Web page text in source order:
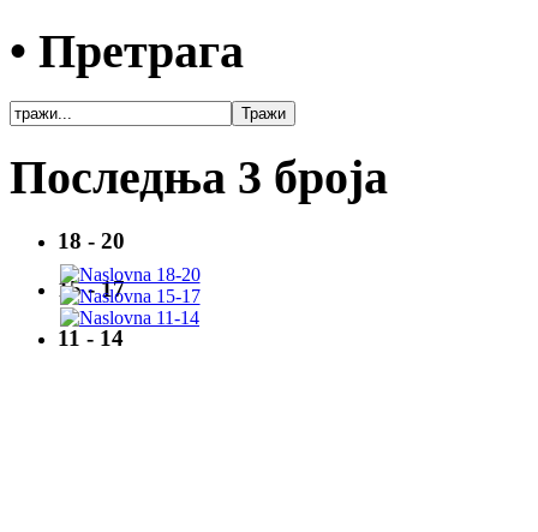
• Претрага
Последња 3 броја
18 - 20
15 - 17
11 - 14